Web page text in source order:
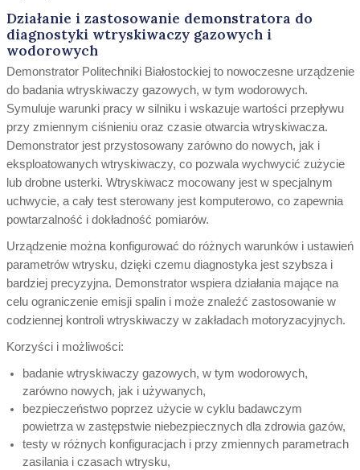
Działanie i zastosowanie demonstratora do
diagnostyki wtryskiwaczy gazowych i
wodorowych
Demonstrator Politechniki Białostockiej to nowoczesne urządzenie
do badania wtryskiwaczy gazowych, w tym wodorowych.
Symuluje warunki pracy w silniku i wskazuje wartości przepływu
przy zmiennym ciśnieniu oraz czasie otwarcia wtryskiwacza.
Demonstrator jest przystosowany zarówno do nowych, jak i
eksploatowanych wtryskiwaczy, co pozwala wychwycić zużycie
lub drobne usterki. Wtryskiwacz mocowany jest w specjalnym
uchwycie, a cały test sterowany jest komputerowo, co zapewnia
powtarzalność i dokładność pomiarów.
Urządzenie można konfigurować do różnych warunków i ustawień
parametrów wtrysku, dzięki czemu diagnostyka jest szybsza i
bardziej precyzyjna. Demonstrator wspiera działania mające na
celu ograniczenie emisji spalin i może znaleźć zastosowanie w
codziennej kontroli wtryskiwaczy w zakładach motoryzacyjnych.
Korzyści i możliwości:
badanie wtryskiwaczy gazowych, w tym wodorowych,
zarówno nowych, jak i używanych,
bezpieczeństwo poprzez użycie w cyklu badawczym
powietrza w zastępstwie niebezpiecznych dla zdrowia gazów,
testy w różnych konfiguracjach i przy zmiennych parametrach
zasilania i czasach wtrysku,